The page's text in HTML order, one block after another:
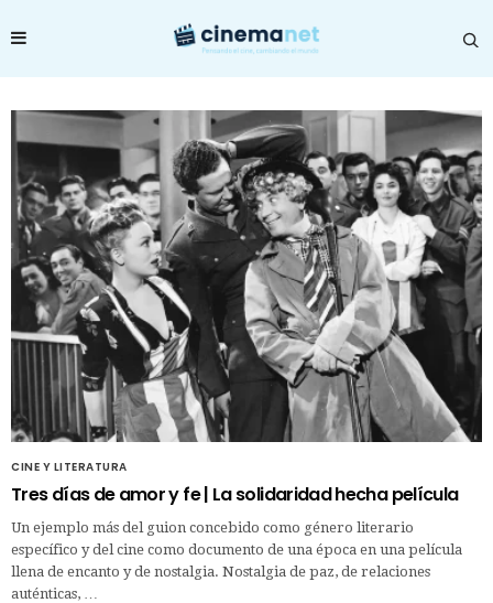
CINE Y LITERATURA
Tres días de amor y fe | La solidaridad hecha película
Un ejemplo más del guion concebido como género literario
específico y del cine como documento de una época en una película
llena de encanto y de nostalgia. Nostalgia de paz, de relaciones
auténticas, …